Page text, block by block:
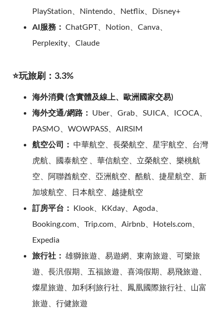
PlayStation、Nintendo、Netflix、Disney+
AI服務： ChatGPT、Notion、Canva、
Perplexity、Claude
⭐玩旅刷：3.3%
海外消費 (含實體及線上、歐洲國家交易)
海外交通/網路： Uber、Grab、SUICA、ICOCA、
PASMO、WOWPASS、AIRSIM
航空公司： 中華航空、長榮航空、星宇航空、台灣
虎航、國泰航空 、華信航空、立榮航空、樂桃航
空、阿聯酋航空、亞洲航空、酷航、捷星航空、新
加坡航空、日本航空、越捷航空
訂房平台： Klook、KKday、Agoda、
Booking.com、Trip.com、Airbnb、Hotels.com、
Expedia
旅行社： 雄獅旅遊、易遊網、東南旅遊、可樂旅
遊、長汎假期、五福旅遊、喜鴻假期、易飛旅遊、
燦星旅遊、加利利旅行社、鳳凰國際旅行社、山富
旅遊、行健旅遊